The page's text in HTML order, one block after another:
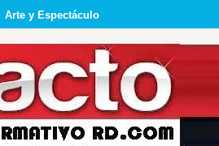
Arte y Espectáculo